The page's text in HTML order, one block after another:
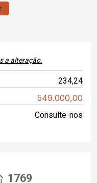
a alteração.
234,24
549.000,00
Consulte-nos
1769